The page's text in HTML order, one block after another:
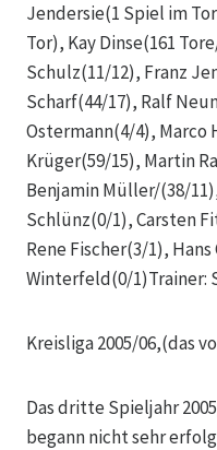
Jendersie(1 Spiel im
Tor), Kay Dinse(161
Schulz(11/12), Franz
Scharf(44/17), Ralf
Ostermann(4/4), Marco
Krüger(59/15), Martin
Benjamin Müller/(38/
Schlünz(0/1), Carsten
Rene Fischer(3/1),
Winterfeld(0/1)Trainer:
Kreisliga 2005/06,(das
Das dritte Spieljahr
begann nicht sehr